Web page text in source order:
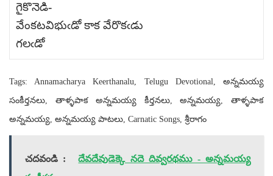
గైకొనెడి-
వేంకటవిభుఁడో కాక వేరొకఁడు
గలఁడో
Tags: Annamacharya Keerthanalu, Telugu Devotional, అన్నమయ్య
సంకీర్తనలు, తాళ్ళపాక అన్నమయ్య కీర్తనలు, అన్నమయ్య, తాళ్ళపాక
అన్నమయ్య, అన్నమయ్య పాటలు, Carnatic Songs, శ్రీరాగం
చదవండి :
దేవదేవుడెక్కె నదె దివ్వరథము - అన్నమయ్య